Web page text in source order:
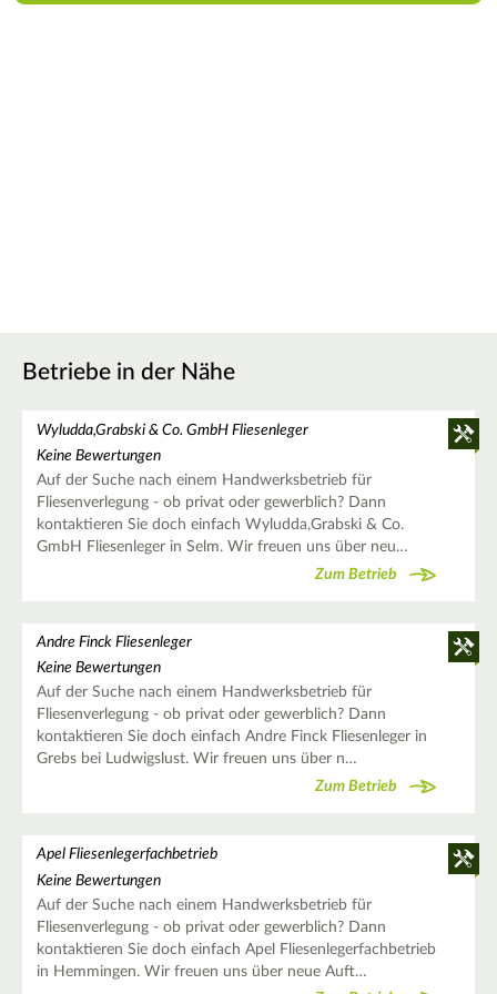
Betriebe in der Nähe
Wyludda,Grabski & Co. GmbH Fliesenleger
Keine Bewertungen
Auf der Suche nach einem Handwerksbetrieb für
Fliesenverlegung - ob privat oder gewerblich? Dann
kontaktieren Sie doch einfach Wyludda,Grabski & Co.
GmbH Fliesenleger in Selm. Wir freuen uns über neu…
Zum Betrieb
Andre Finck Fliesenleger
Keine Bewertungen
Auf der Suche nach einem Handwerksbetrieb für
Fliesenverlegung - ob privat oder gewerblich? Dann
kontaktieren Sie doch einfach Andre Finck Fliesenleger in
Grebs bei Ludwigslust. Wir freuen uns über n…
Zum Betrieb
Apel Fliesenlegerfachbetrieb
Keine Bewertungen
Auf der Suche nach einem Handwerksbetrieb für
Fliesenverlegung - ob privat oder gewerblich? Dann
kontaktieren Sie doch einfach Apel Fliesenlegerfachbetrieb
in Hemmingen. Wir freuen uns über neue Auft…